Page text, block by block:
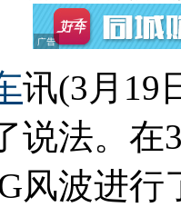
讯(3月19
说法。在
风波进